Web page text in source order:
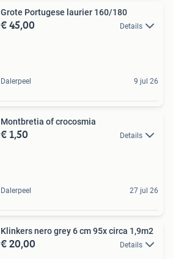
Grote Portugese laurier 160/180
€ 45,00 Details
Dalerpeel 9 jul 26
Montbretia of crocosmia
€ 1,50 Details
Dalerpeel 27 jul 26
Klinkers nero grey 6 cm 95x circa 1,9m2
€ 20,00 Details